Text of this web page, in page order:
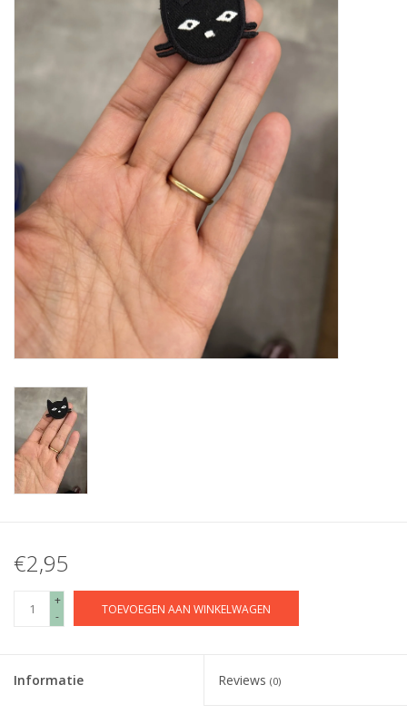
Studio Olive inspireert....
€2,95
+
-
TOEVOEGEN AAN WINKELWAGEN
Informatie Reviews (0)